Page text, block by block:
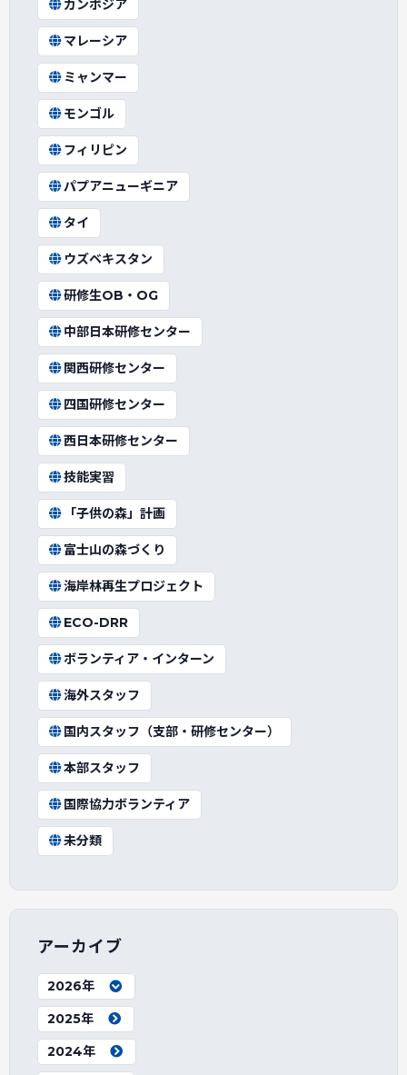
カンボジア
マレーシア
ミャンマー
モンゴル
フィリピン
パプアニューギニア
タイ
ウズベキスタン
研修生OB・OG
中部日本研修センター
関西研修センター
四国研修センター
西日本研修センター
技能実習
「子供の森」計画
富士山の森づくり
海岸林再生プロジェクト
ECO-DRR
ボランティア・インターン
海外スタッフ
国内スタッフ（支部・研修センター）
本部スタッフ
国際協力ボランティア
未分類
アーカイブ
2026年
2025年
2024年